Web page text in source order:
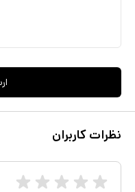
نظرات کاربران